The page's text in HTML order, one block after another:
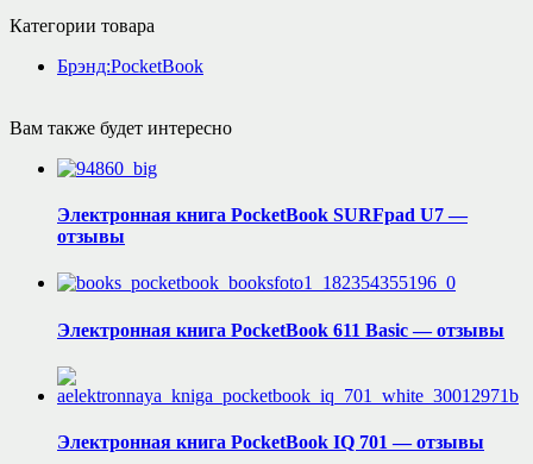
Категории товара
Брэнд:PocketBook
Вам также будет интересно
Электронная книга PocketBook SURFpad U7 —
отзывы
Электронная книга PocketBook 611 Basic — отзывы
Электронная книга PocketBook IQ 701 — отзывы